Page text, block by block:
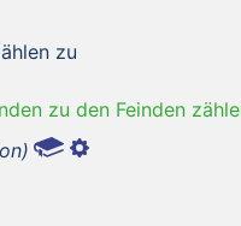
zu
zu den Feinden